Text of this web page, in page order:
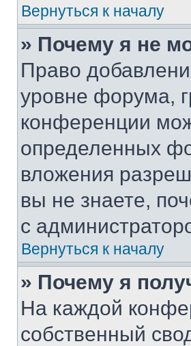
Вернуться к началу
» Почему я не
Право
уровне форума,
конференции
определенных
вложения
вы не знаете,
с
Вернуться к началу
» Почему я
На каждой
собственный